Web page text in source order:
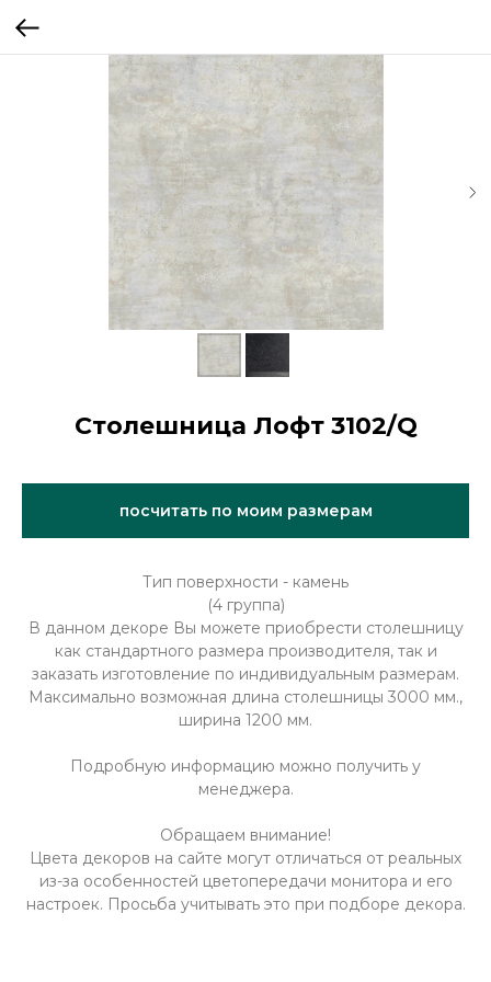
Столешница Лофт 3102/Q
посчитать по моим размерам
Тип поверхности - камень
(4 группа)
В данном декоре Вы можете приобрести столешницу
как стандартного размера производителя, так и
заказать изготовление по индивидуальным размерам.
Максимально возможная длина столешницы 3000 мм.,
ширина 1200 мм.
Подробную информацию можно получить у
менеджера.
Обращаем внимание!
Цвета декоров на сайте могут отличаться от реальных
из-за особенностей цветопередачи монитора и его
настроек. Просьба учитывать это при подборе декора.